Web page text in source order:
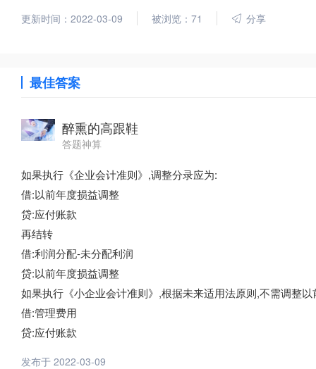
更新时间：2022-03-09 被浏览：71 分享
最佳答案
醉熏的高跟鞋
答题神算
如果执行《企业会计准则》,调整分录应为:
借:以前年度损益调整
贷:应付账款
再结转
借:利润分配-未分配利润
贷:以前年度损益调整
如果执行《小企业会计准则》,根据未来适用法原则,不需调整
借:管理费用
贷:应付账款
发布于 2022-03-09